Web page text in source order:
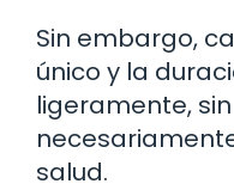
Sin embargo,
único y la
ligeramente,
salud.